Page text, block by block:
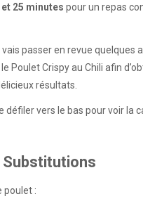
25 minutes pour un repas
passer en revue quelques
Poulet Crispy au Chili afin
résultats.
défiler vers le bas pour voir la
poulet :